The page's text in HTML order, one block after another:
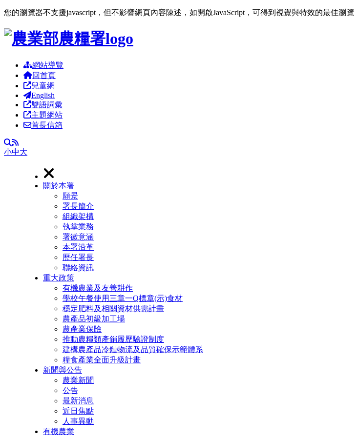
您的瀏覽器不支援javascript，但不影響網頁內容陳述，如開啟JavaScript，可得到視覺與特效的最佳瀏覽
跳到主要內容區塊
網站導覽
回首頁
兒童網
English
雙語詞彙
主題網站
首長信箱
全文檢索
RSS
小中大
關於本署
願景
署長簡介
組織架構
執掌業務
署徽意涵
本署沿革
歷任署長
聯絡資訊
重大政策
有機農業及友善耕作
學校午餐使用三章一Q標章(示)食材
穩定肥料及相關資材供需計畫
農產品初級加工場
農產業保險
推動農糧類產銷履歷驗證制度
建構農產品冷鏈物流及品質確保示範體系
糧食產業全面升級計畫
新聞與公告
農業新聞
公告
最新消息
近日焦點
人事異動
有機農業